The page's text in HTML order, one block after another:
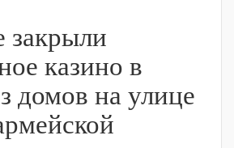
казино в
домов на улице